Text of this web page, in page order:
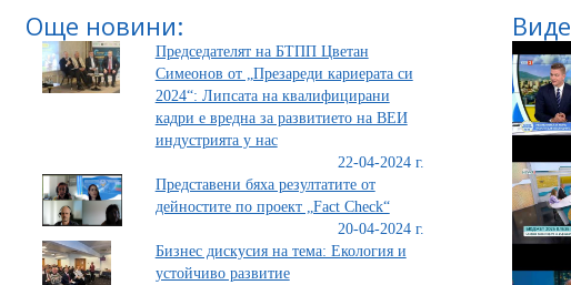
Още новини:
Председателят на БТПП Цветан
Симеонов от „Презареди кариерата си
2024“: Липсата на квалифицирани
кадри е вредна за развитието на ВЕИ
индустрията у нас
22-04-2024 г.
Представени бяха резултатите от
дейностите по проект „Fact Check“
20-04-2024 г.
Бизнес дискусия на тема: Екология и
устойчиво развитие